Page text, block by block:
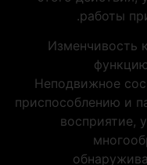
работы
Изменчивость
Неподвижное
приспособлению и
восприятие,